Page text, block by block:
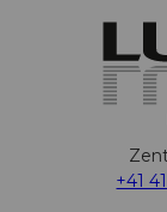
+41